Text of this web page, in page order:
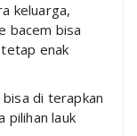
keluarga,
bacem bisa
enak
di terapkan
pilihan lauk